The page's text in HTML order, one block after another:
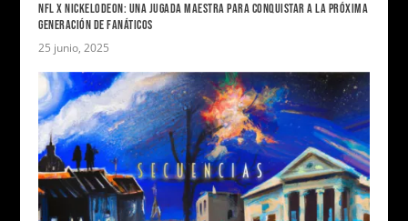
NFL X NICKELODEON: UNA JUGADA MAESTRA PARA CONQUISTAR A LA PRÓXIMA
GENERACIÓN DE FANÁTICOS
25 junio, 2025